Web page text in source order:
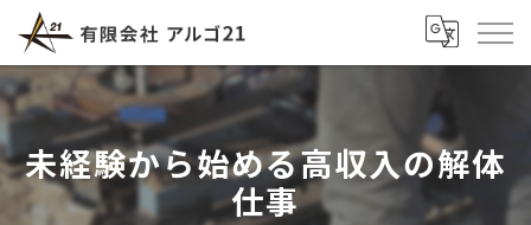
未経験から始める高収入の解体
仕事